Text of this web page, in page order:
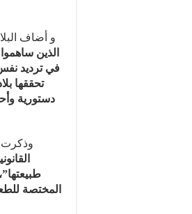
و أضاف
الذين
في ترديد
تحققها
دستورية
وذكرت
المختصة